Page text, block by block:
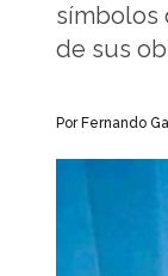
símbolos
de sus
Por Fernando